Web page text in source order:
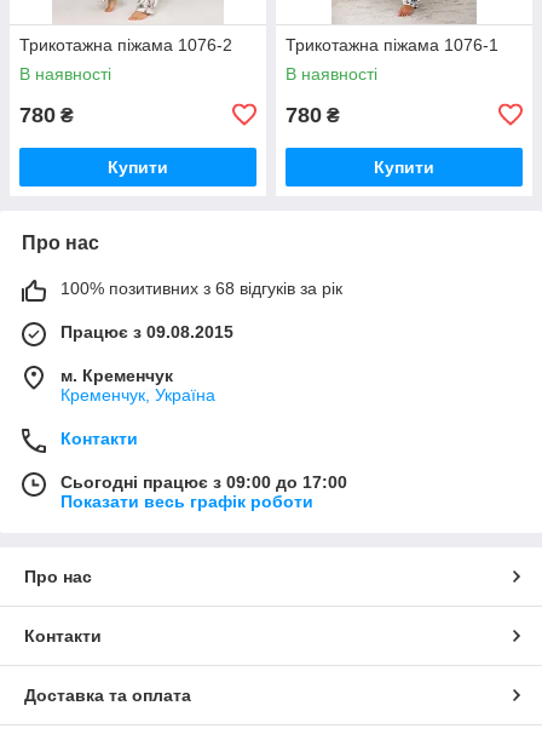
Трикотажна піжама 1076-2
В наявності
780 ₴
Купити
Трикотажна піжама 1076-1
В наявності
780 ₴
Купити
Про нас
100% позитивних з 68 відгуків за рік
Працює з 09.08.2015
м. Кременчук
Кременчук, Україна
Контакти
Сьогодні працює з 09:00 до 17:00
Показати весь графік роботи
Про нас
Контакти
Доставка та оплата